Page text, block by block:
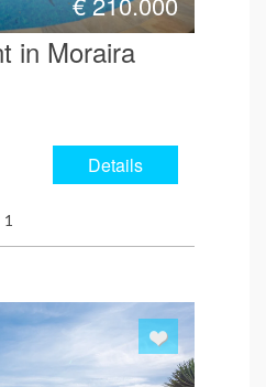
in Moraira
Details
1